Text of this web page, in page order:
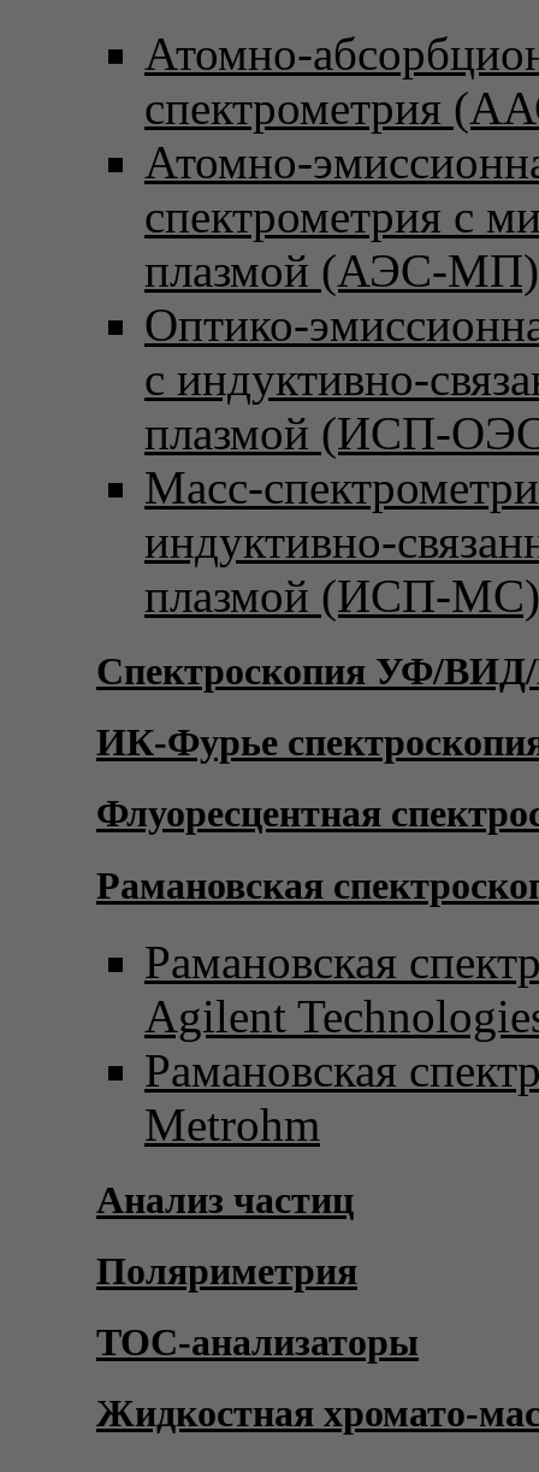
Атомно-
спектрометрия
Атомно-
спектрометрия с
плазмой (АЭС-МП)
Оптико-
с индуктивно-
плазмой (ИСП-
Масс-
индуктивно-
плазмой (ИСП-МС)
Спектроскопия УФ/
ИК-Фурье
Флуоресцентная
Рамановская
Рамановская
Agilent
Рамановская
Metrohm
Анализ частиц
Поляриметрия
TOC-анализаторы
Жидкостная хромато-